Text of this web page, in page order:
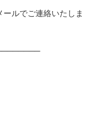
ルでご連絡いたしま